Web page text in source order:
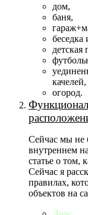
дом,
баня,
беседка
детская
качелей,
огород.
Сейчас мы не
внутреннем
статье о том,
Сейчас я
правилах,
объектов на